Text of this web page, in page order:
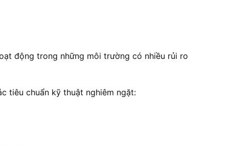
động trong những môi trường có nhiều rủi ro
tiêu chuẩn kỹ thuật nghiêm ngặt: